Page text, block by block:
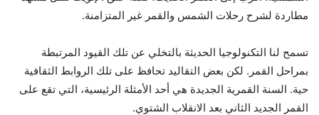
مطاردة لشرح رحلات الشمس والقمر غير المتزامنة.
تسمح لنا التكنولوجيا الحديثة بالتخلي عن تلك القيود المرتبطة
بمراحل القمر. لكن بعض التقاليد تحافظ على تلك الروابط الثقافية
حية. السنة القمرية الجديدة هي أحد الأمثلة الرئيسية، التي تقع على
القمر الجديد الثاني بعد الانقلاب الشتوي.